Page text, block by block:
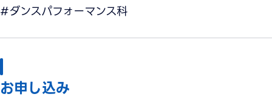
#ダンスパフォーマンス科
お申し込み